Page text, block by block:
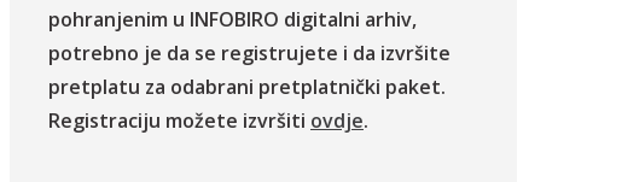
pohranjenim u INFOBIRO digitalni arhiv,
potrebno je da se registrujete i da izvršite
pretplatu za odabrani pretplatnički paket.
Registraciju možete izvršiti ovdje.